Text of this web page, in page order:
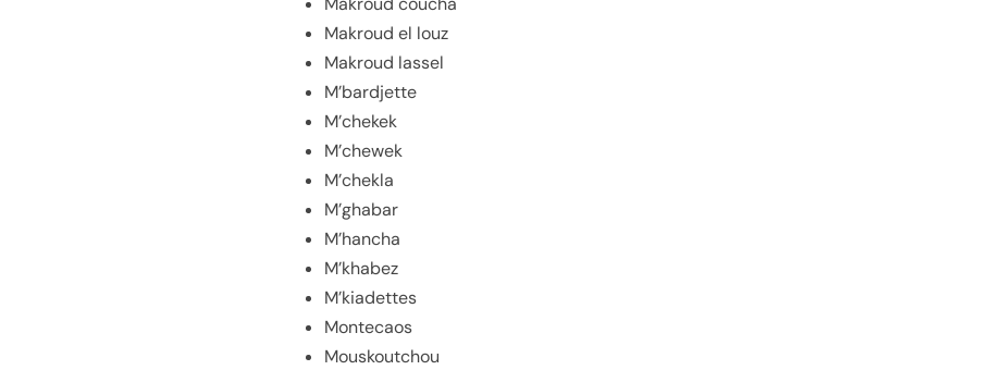
Makroud el louz
Makroud lassel
M’bardjette
M’chekek
M’chewek
M’chekla
M’ghabar
M’hancha
M’khabez
M’kiadettes
Montecaos
Mouskoutchou